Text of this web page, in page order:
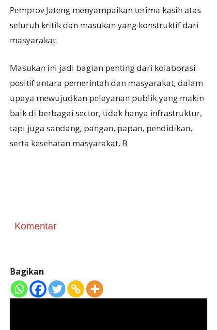
Pemprov Jateng menyampaikan terima kasih atas
seluruh kritik dan masukan yang konstruktif dari
masyarakat.
Masukan ini jadi bagian penting dari kolaborasi
positif antara pemerintah dan masyarakat, dalam
upaya mewujudkan pelayanan publik yang makin
baik di berbagai sector, tidak hanya infrastruktur,
tapi juga sandang, pangan, papan, pendidikan,
serta kesehatan masyarakat. B
Komentar
Bagikan